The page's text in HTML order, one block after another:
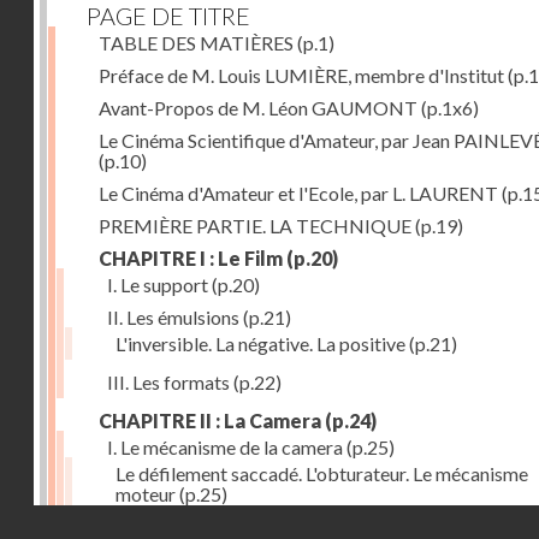
PAGE DE TITRE
TABLE DES MATIÈRES (p.1)
Préface de M. Louis LUMIÈRE, membre d'Institut
Avant-Propos de M. Léon GAUMONT (p.1x6)
Le Cinéma Scientifique d'Amateur, par Jean
(p.10)
Le Cinéma d'Amateur et l'Ecole, par L. LAURENT
PREMIÈRE PARTIE. LA TECHNIQUE(p.19)
CHAPITRE I : Le Film (p.20)
I. Le support(p.20)
II. Les émulsions (p.21)
L'inversible. La négative. La positive(p.21)
III. Les formats (p.22)
CHAPITRE II : La Camera (p.24)
I. Le mécanisme de la camera(p.25)
Le défilement saccadé. L'obturateur. Le mécanisme
moteur(p.25)